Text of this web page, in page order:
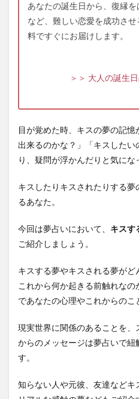
あなたの誕生日から、復縁
など、難しい恋愛を成功さ
料ですぐにお届けします。
＞＞ 大人の誕生
目が覚めた時、キスの夢の記
出来るのかな？」「キスした
り、疑問が浮かんだりと気にな
キスしたりキスされたりする
るあなた。
今回は夢占いにおいて、 キスす
ご紹介しましょう。
キスする夢やキスされる夢がど
これから何か起きる前触れな
であなたの心理やこれからのこ
現実世界に関係のあることを
からのメッセージは夢占いで
す。
知らない人や元彼、友達など